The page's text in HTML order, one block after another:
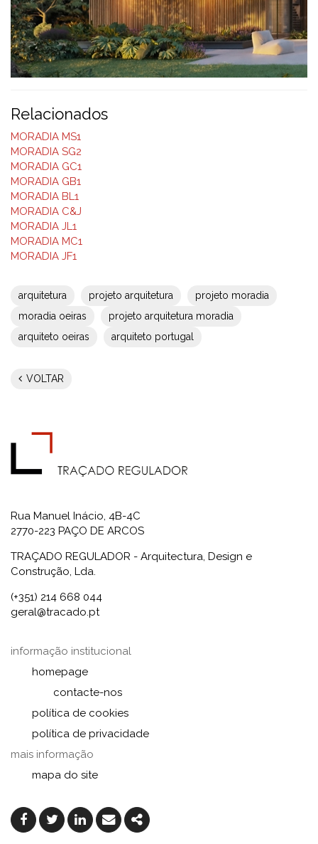
Relacionados
MORADIA MS1
MORADIA SG2
MORADIA GC1
MORADIA GB1
MORADIA BL1
MORADIA C&J
MORADIA JL1
MORADIA MC1
MORADIA JF1
arquitetura projeto arquitetura
projeto moradia
moradia oeiras
projeto arquitetura moradia
arquiteto oeiras
arquiteto portugal
VOLTAR
Rua Manuel Inácio, 4B-4C
2770-223 PAÇO DE ARCOS
TRAÇADO REGULADOR - Arquitectura, Design e
Construção, Lda.
(+351) 214 668 044
geral@tracado.pt
informação institucional
homepage
contacte-nos
política de cookies
política de privacidade
mais informação
mapa do site
Facebook
TwitterLinkedinEmailShare